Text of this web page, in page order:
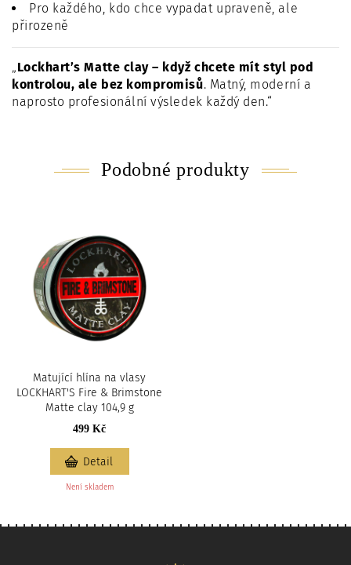
Pro každého, kdo chce vypadat upraveně, ale
přirozeně
Lockhart’s Matte clay – když chcete mít styl pod
kontrolou, ale bez kompromisů. Matný, moderní a
naprosto profesionální výsledek každý den.
Podobné produkty
Matující hlína na vlasy
LOCKHART'S Fire & Brimstone
Matte clay 104,9 g
499 Kč
Není skladem
Detail